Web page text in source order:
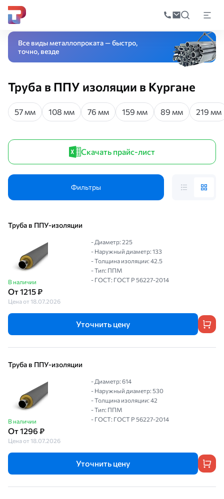
по
Главная Трубы в изоляцииТруба в ППУ-
Все виды металлопроката — быстро,
точно, везде
Труба в ППУ изоляции в Кургане
57 мм 108 мм 76 мм 159 мм 89 мм 219 мм
Скачать прайс-лист
Фильтры
Труба в ППУ-изоляции
В наличии
От 1215 ₽
Цена от 18.07.2026
- Диаметр: 225
- Наружный диаметр: 133
- Толщина изоляции: 42.5
- Тип: ППМ
- ГОСТ: ГОСТ Р 56227-2014
Уточнить цену
Труба в ППУ-изоляции
В наличии
От 1296 ₽
Цена от 18.07.2026
- Диаметр: 614
- Наружный диаметр: 530
- Толщина изоляции: 42
- Тип: ППМ
- ГОСТ: ГОСТ Р 56227-2014
Уточнить цену